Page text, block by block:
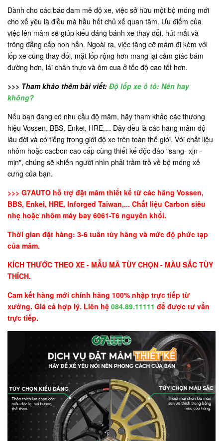
Dành cho các bác đam mê độ xe, việc sở hữu một bộ móng mới
cho xế yêu là điều mà hầu hết chủ xế quan tâm. Ưu điểm của
việc lên mâm sẽ giúp kiểu dáng bánh xe thay đổi, hút mắt và
trông đẳng cấp hơn hẳn. Ngoài ra, việc tăng cỡ mâm đi kèm với
lốp xe cũng thay đổi, mặt lốp rộng hơn mang lại cảm giác bám
đường hơn, lái chân thực và ôm cua ở tốc độ cao tốt hơn.
>>> Tham khảo thêm bài viết: Độ lốp xe ô tô: Nên hay
không?
Nếu bạn đang có nhu cầu độ mâm, hãy tham khảo các thương
hiệu Vossen, BBS, Enkei, HRE,... Đây đều là các hãng mâm độ
lâu đời và có tiếng trong giới độ xe trên toàn thế giới. Với chất liệu
nhôm hoặc cacbon cao cấp cùng thiết kế độc đáo "sang- xịn -
mịn", chúng sẽ khiến người nhìn phải trầm trồ về bộ móng xế
cưng của bạn.
>>> G7AUTO hỗ trợ đặt mâm thiết kế từ các hãng Vossen,
BBS, Enkei, HRE, Inforged Taiwan,... Chất liệu Carbon siêu
nhẹ hoặc nhôm máy bay 6061-T6 nguyên khối.
Thời gian đặt hàng: 3-6 tuần tùy hãng và mức độ phức tạp
của mâm.
KÍCH THƯỚC THEO XE - MẪU MÃ TÙY CHỌN - MÀU SẮC TÙY
THÍCH.
Cam kết hàng mới chính hãng 100% nhập trực tiếp từ
xưởng. Giá cả hợp lý. Liên hệ 084.89.11111 để được tư vấn
trực tiếp.